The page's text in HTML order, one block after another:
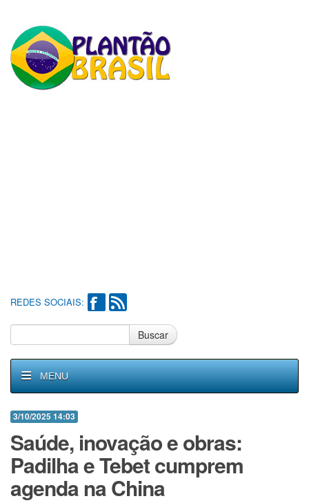
REDES SOCIAIS:
Buscar
MENU
3/10/2025 14:03
Saúde, inovação e obras:
Padilha e Tebet cumprem
agenda na China